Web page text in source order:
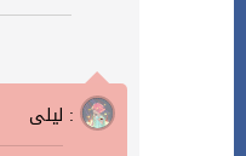
ليلى :